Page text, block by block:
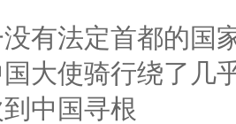
有法定首都的国
大使骑行绕了几
中国寻根